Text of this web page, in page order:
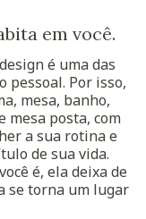
em você.
é uma das
pessoal. Por isso,
mesa, banho,
mesa posta, com
a sua rotina e
de sua vida.
é, ela deixa de
se torna um lugar